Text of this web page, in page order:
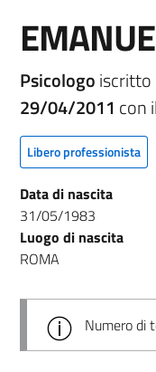
Psicologoiscritto
29/04/2011 con
Libero professionista
Data di nascita
31/05/1983
Luogo di nascita
ROMA
Numero di